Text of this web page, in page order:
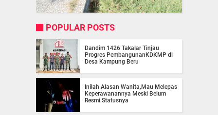
POPULAR POSTS
Dandim 1426 Takalar Tinjau
Progres PembangunanKDKMP di
Desa Kampung Beru
Inilah Alasan Wanita,Mau Melepas
Keperawanannya Meski Belum
Resmi Statusnya